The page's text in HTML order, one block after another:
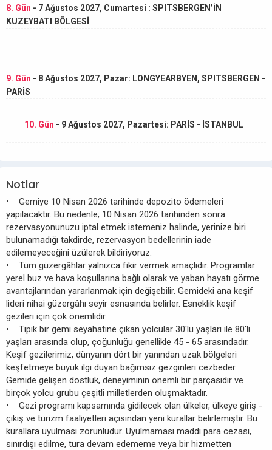
8. Gün - 7 Ağustos 2027, Cumartesi : SPITSBERGEN’İN
KUZEYBATI BÖLGESİ
9. Gün - 8 Ağustos 2027, Pazar: LONGYEARBYEN, SPITSBERGEN -
PARİS
10. Gün - 9 Ağustos 2027, Pazartesi: PARİS - İSTANBUL
Notlar
• Gemiye 10 Nisan 2026 tarihinde depozito ödemeleri
yapılacaktır. Bu nedenle; 10 Nisan 2026 tarihinden sonra
rezervasyonunuzu iptal etmek istemeniz halinde, yerinize biri
bulunamadığı takdirde, rezervasyon bedellerinin iade
edilemeyeceğini üzülerek bildiriyoruz.
• Tüm güzergâhlar yalnızca fikir vermek amaçlıdır. Programlar
yerel buz ve hava koşullarına bağlı olarak ve yaban hayatı görme
avantajlarından yararlanmak için değişebilir. Gemideki ana keşif
lideri nihai güzergâhı seyir esnasında belirler. Esneklik keşif
gezileri için çok önemlidir.
• Tipik bir gemi seyahatine çıkan yolcular 30'lu yaşları ile 80'li
yaşları arasında olup, çoğunluğu genellikle 45 - 65 arasındadır.
Keşif gezilerimiz, dünyanın dört bir yanından uzak bölgeleri
keşfetmeye büyük ilgi duyan bağımsız gezginleri cezbeder.
Gemide gelişen dostluk, deneyiminin önemli bir parçasıdır ve
birçok yolcu grubu çeşitli milletlerden oluşmaktadır.
• Gezi programı kapsamında gidilecek olan ülkeler, ülkeye giriş -
çıkış ve turizm faaliyetleri açısından yeni kurallar belirlemiştir. Bu
kurallara uyulması zorunludur. Uyulmaması maddi para cezası,
sınırdışı edilme, tura devam edememe veya bir hizmetten